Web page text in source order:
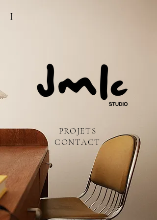
I
CONTACT
PROJETS